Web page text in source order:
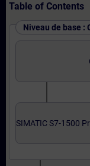
Table of Contents
Niveau de base :
SIMATIC S7-1500